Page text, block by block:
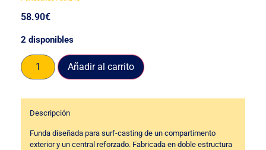
58.90€
2 disponibles
Añadir al carrito
Descripción
Funda diseñada para surf-casting de un compartimento
exterior y un central reforzado. Fabricada en doble estructura